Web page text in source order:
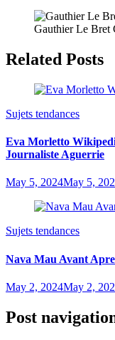
Gauthier Le Bret
Related Posts
Sujets tendances
Eva Morletto
Journaliste Aguerrie
May 5, 2024May 5,
Sujets tendances
Nava Mau Avant
May 2, 2024May 2,
Post